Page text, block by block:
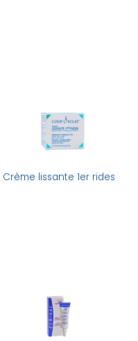
Crème lissante 1er rides